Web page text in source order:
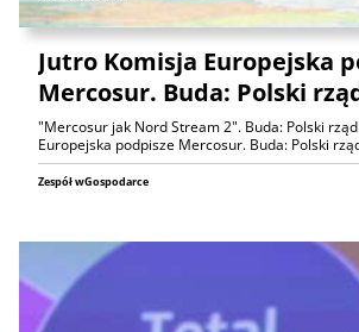
Jutro Komisja Europejska
Mercosur. Buda: Polski
"Mercosur jak Nord Stream 2". Buda: Polski
Europejska podpisze Mercosur. Buda: Polski
Zespół wGospodarce